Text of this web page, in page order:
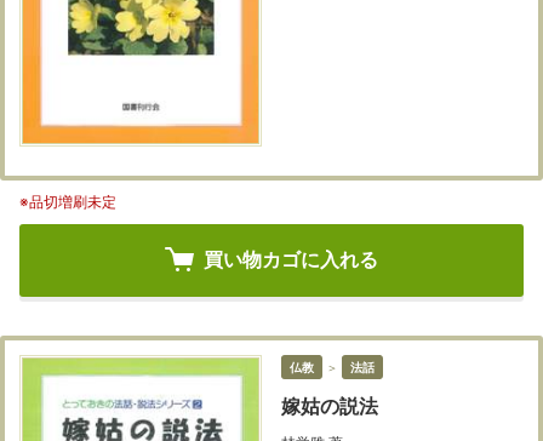
※品切増刷未定
買い物カゴに入れる
仏教 ＞ 法話
嫁姑の説法